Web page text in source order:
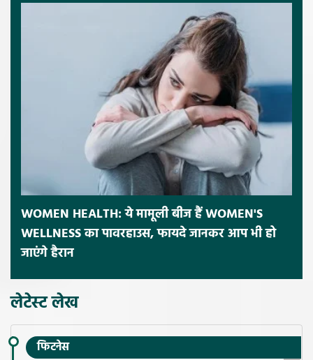
WOMEN HEALTH: ये मामूली बीज हैं WOMEN'S
WELLNESS का पावरहाउस, फायदे जानकर आप भी हो
जाएंगे हैरान
लेटेस्ट लेख
फिटनेस